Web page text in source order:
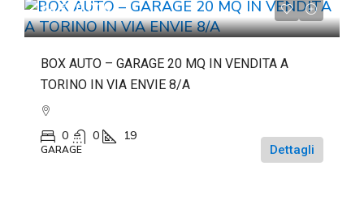
da€20.000
BOX AUTO – GARAGE 20 MQ IN VENDITA A
TORINO IN VIA ENVIE 8/A
0 0 19
GARAGE Dettagli